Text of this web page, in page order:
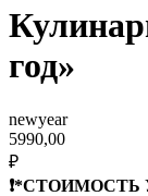
год»
newyear
5990,00
₽